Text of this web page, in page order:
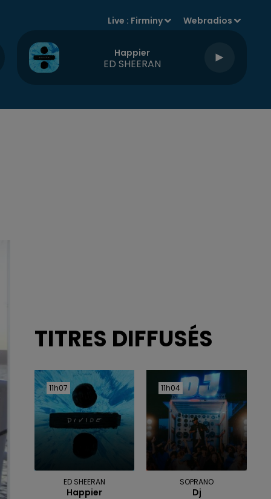
Live : Firminy Webradios
Happier
ED SHEERAN
TITRES DIFFUSÉS
11h07
11h07
ED SHEERAN
Happier
11h04
11h04
SOPRANO
Dj